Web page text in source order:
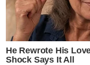
He Rewrote His
Shock Says It All